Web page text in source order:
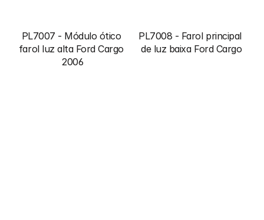
PL7007 - Módulo ótico
farol luz alta Ford Cargo
2006
PL7008 - Farol principal
de luz baixa Ford Cargo